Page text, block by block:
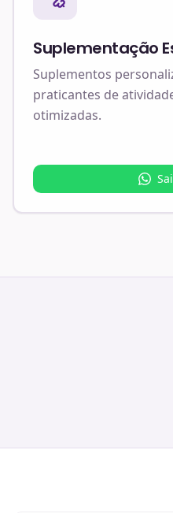
Suplementação
Suplementos
praticantes de
otimizadas.